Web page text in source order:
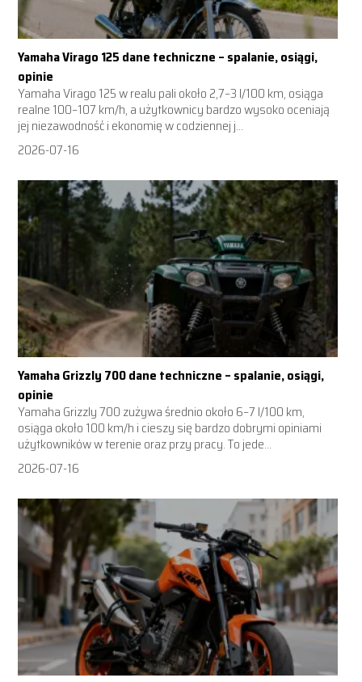
Yamaha Virago 125 dane techniczne – spalanie, osiągi,
opinie
Yamaha Virago 125 w realu pali około 2,7–3 l/100 km, osiąga
realne 100–107 km/h, a użytkownicy bardzo wysoko oceniają
jej niezawodność i ekonomię w codziennej j...
2026-07-16
Yamaha Grizzly 700 dane techniczne – spalanie, osiągi,
opinie
Yamaha Grizzly 700 zużywa średnio około 6–7 l/100 km,
osiąga około 100 km/h i cieszy się bardzo dobrymi opiniami
użytkowników w terenie oraz przy pracy. To jede...
2026-07-16